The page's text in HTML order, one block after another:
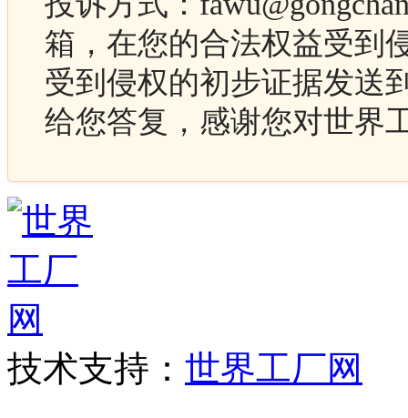
箱，在您的合法权益受到
受到侵权的初步证据发送
给您答复，感谢您对世界
技术支持： 世界工厂网